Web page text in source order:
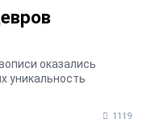
оказались
уникальность
1119